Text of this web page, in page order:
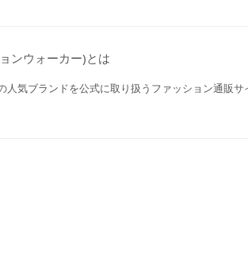
ンウォーカー)とは
人気ブランドを公式に取り扱うファッション通販